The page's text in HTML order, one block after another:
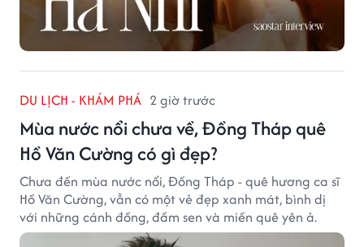
DU LỊCH - KHÁM PHÁ 2 giờ trước
Mùa nước nổi chưa về, Đồng Tháp quê
Hồ Văn Cường có gì đẹp?
Chưa đến mùa nước nổi, Đồng Tháp - quê hương ca sĩ
Hồ Văn Cường, vẫn có một vẻ đẹp xanh mát, bình dị
với những cánh đồng, đầm sen và miền quê yên ả.